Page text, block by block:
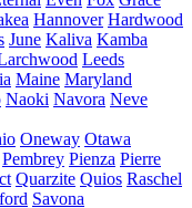
Hannover Hardwood
June Kaliva Kamba
Leeds
Maine Maryland
Naoki Navora Neve
Oneway Otawa
Pembrey Pienza Pierre
Quarzite Quios Raschel
Savona